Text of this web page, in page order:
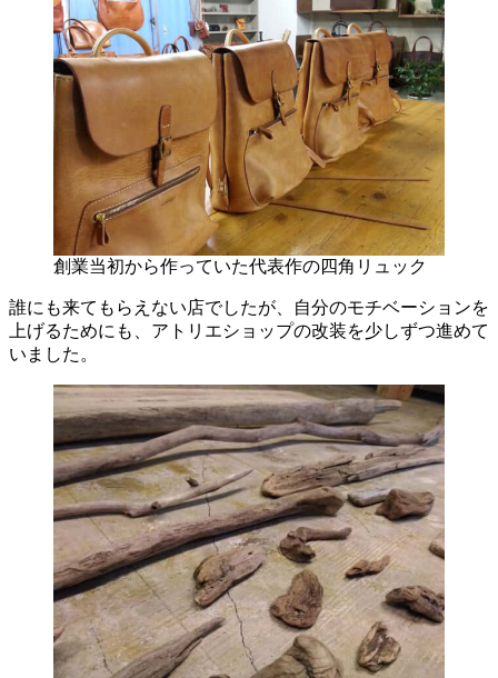
創業当初から作っていた代表作の四角リュック
誰にも来てもらえない店でしたが、自分のモチベーションを
上げるためにも、アトリエショップの改装を少しずつ進めて
いました。